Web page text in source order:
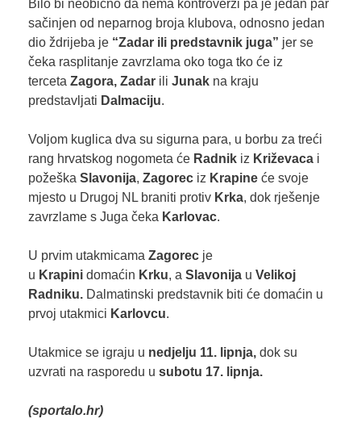
Bilo bi neobično da nema kontroverzi pa je jedan par
sačinjen od neparnog broja klubova, odnosno jedan
dio ždrijeba je “Zadar ili predstavnik juga” jer se
čeka rasplitanje zavrzlama oko toga tko će iz
terceta Zagora, Zadarili Junakna kraju
predstavljati Dalmaciju.
Voljom kuglica dva su sigurna para, u borbu za treći
rang hrvatskog nogometa ćeRadnikiz Križevacai
požeška Slavonija, Zagoreciz Krapineće svoje
mjesto u Drugoj NL braniti protivKrka, dok rješenje
zavrzlame s Juga čeka Karlovac.
U prvim utakmicama Zagorecje
u Krapinidomaćin Krku, a Slavonijau Velikoj
Radniku.Dalmatinski predstavnik biti će domaćin u
prvoj utakmici Karlovcu.
Utakmice se igraju u nedjelju 11. lipnja,dok su
uzvrati na rasporedu u subotu 17. lipnja.
(sportalo.hr)